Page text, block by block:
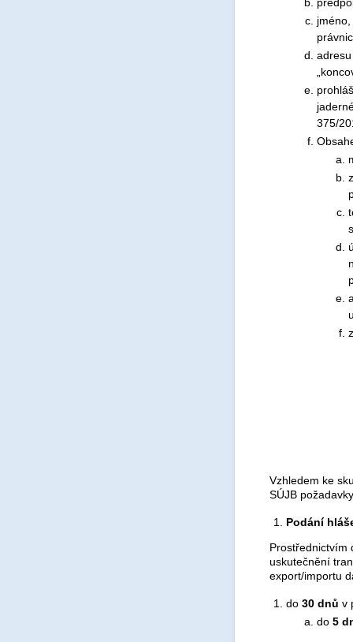
375/
Vzhledem ke
SÚJB
Podání
Prostřednictvím
uskutečnění
export/importu
do30 dnů v
do5